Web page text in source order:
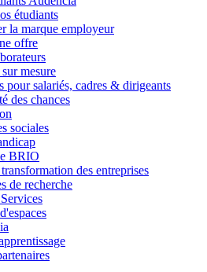
étudiants
la marque employeur
offre
mesure
pour salariés, cadres & dirigeants
des chances
sociales
BRIO
des entreprises
de recherche